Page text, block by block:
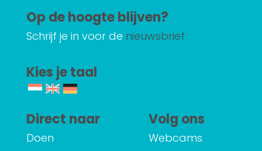
Op de hoogte blijven?
Schrijf je in voor de nieuwsbrief
Kies je taal
Direct naar
Doen
Volg ons
Webcams